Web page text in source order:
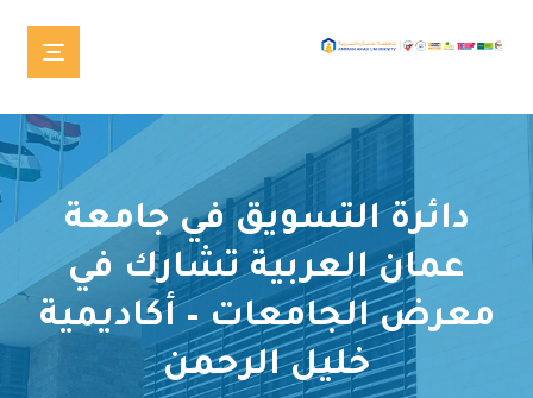
دائرة التسويق في جامعة
عمان العربية تشارك في
معرض الجامعات – أكاديمية
خليل الرحمن